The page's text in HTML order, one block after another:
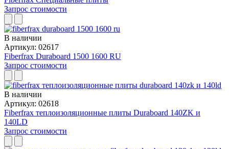
Запрос стоимости
В наличии
Артикул: 02617
Fiberfrax Duraboard 1500 1600 RU
Запрос стоимости
В наличии
Артикул: 02618
Fiberfrax теплоизоляционные плиты Duraboard 140ZK и
140LD
Запрос стоимости